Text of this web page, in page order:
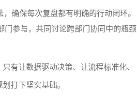
确保每次复盘都有明确的行动闭环。
门参与，共同讨论跨部门协同中的瓶颈
只有让数据驱动决策、让流程标准化、
打下坚实基础。